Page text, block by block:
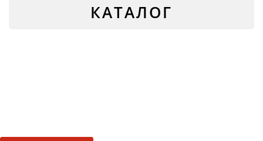
КАТАЛОГ